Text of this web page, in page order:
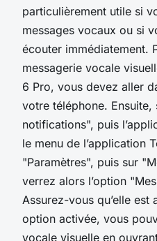
particulièrement utile si
messages vocaux ou si
écouter immédiatement.
messagerie vocale
6 Pro, vous devez aller
votre téléphone.
notifications", puis
le menu de l’application
"Paramètres", puis sur
verrez alors l’option
Assurez-vous qu’elle
option activée, vous
vocale visuelle en